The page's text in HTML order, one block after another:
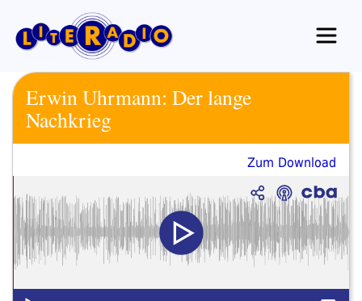
Inhalt
springen
Erwin Uhrmann: Der lange
Nachkrieg
Zum Download